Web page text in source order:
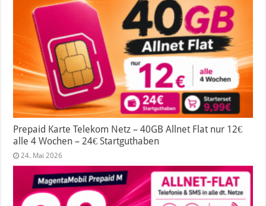
Prepaid Karte Telekom Netz – 40GB Allnet Flat nur 12€
alle 4 Wochen – 24€ Startguthaben
24. Mai 2026